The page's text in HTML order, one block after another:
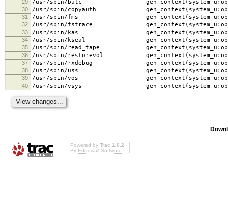
29 /usr/sbin/butc
30 /usr/sbin/copyauth
31 /usr/sbin/fms
32 /usr/sbin/fstrace
33 /usr/sbin/kas
34 /usr/sbin/kseal
35 /usr/sbin/read_tape
36 /usr/sbin/restorevol
37 /usr/sbin/rxdebug
38 /usr/sbin/uss
39 /usr/sbin/vos
40 /usr/sbin/vsys
Powered by Trac 1.0.2
By Edgewall Software.